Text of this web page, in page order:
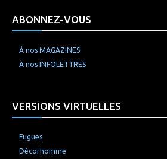
ABONNEZ-VOUS
À nos MAGAZINES
À nos INFOLETTRES
VERSIONS VIRTUELLES
Fugues
Décorhomme